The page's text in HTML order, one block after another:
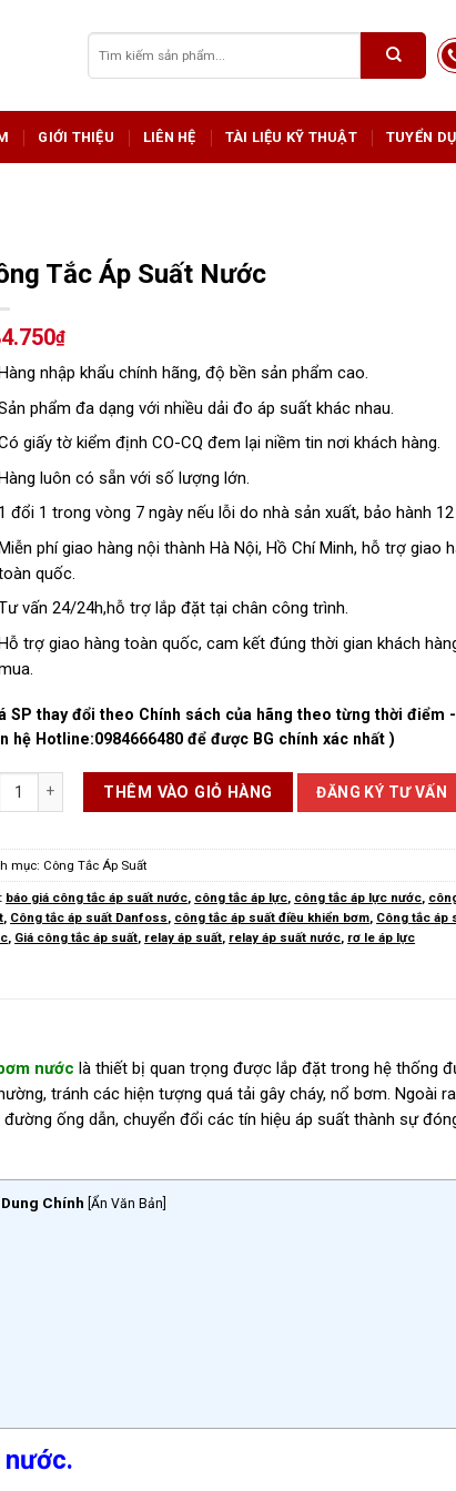
kiếm:
GIỚI THIỆU LIÊN HỆ TÀI LIỆU KỸ THUẬT TUYỂN
Tắc Áp Suất Nước
₫
nhập khẩu chính hãng, độ bền sản phẩm cao.
phẩm đa dạng với nhiều dải đo áp suất khác nhau.
giấy tờ kiểm định CO-CQ đem lại niềm tin nơi khách hàng.
luôn có sẵn với số lượng lớn.
1 đổi 1 trong vòng 7 ngày nếu lỗi do nhà sản xuất, bảo hành
phí giao hàng nội thành Hà Nội, Hồ Chí Minh, hỗ trợ giao
quốc.
vấn 24/24h,hỗ trợ lắp đặt tại chân công trình.
trợ giao hàng toàn quốc, cam kết đúng thời gian khách
SP thay đổi theo Chính sách của hãng theo từng thời điểm
hệ Hotline:0984666480 để được BG chính xác nhất )
Tắc Áp Suất Nước số lượng
THÊM VÀO GIỎ HÀNG ĐĂNG KÝ TƯ VẤN
mục: Công Tắc Áp Suất
báo giá công tắc áp suất nước công tắc áp lực công tắc áp lực nước
Công tắc áp suất Danfoss công tắc áp suất điều khiển bơm Công tắc áp
Giá công tắc áp suất relay áp suất relay áp suất nước rơ le áp lực
nước là thiết bị quan trọng được lắp đặt trong hệ thống
tránh các hiện tượng quá tải gây cháy, nổ bơm. Ngoài
ống dẫn, chuyển đổi các tín hiệu áp suất thành sự
Chính Ẩn Văn Bản